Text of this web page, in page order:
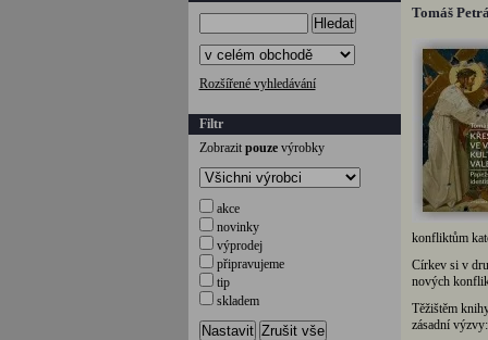
Hledat
Rozšířené vyhledávání
Filtr
Zobrazit pouzevýrobky
akce
novinky
výprodej
připravujeme
tip
skladem
Nastavit Zrušit vše
Tomáš
konfliktům
Církev si v
nových
Těžištěm
zásadní